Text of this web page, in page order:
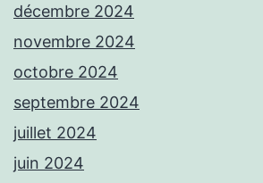
décembre 2024
novembre 2024
octobre 2024
septembre 2024
juillet 2024
juin 2024